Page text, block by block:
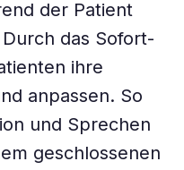
der Patient
das Sofort-
ihre
anpassen. So
und Sprechen
geschlossenen